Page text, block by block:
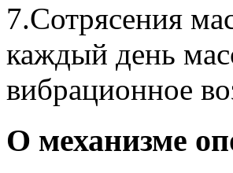
7.Сотрясения
каждый день
вибрационное
О механизме